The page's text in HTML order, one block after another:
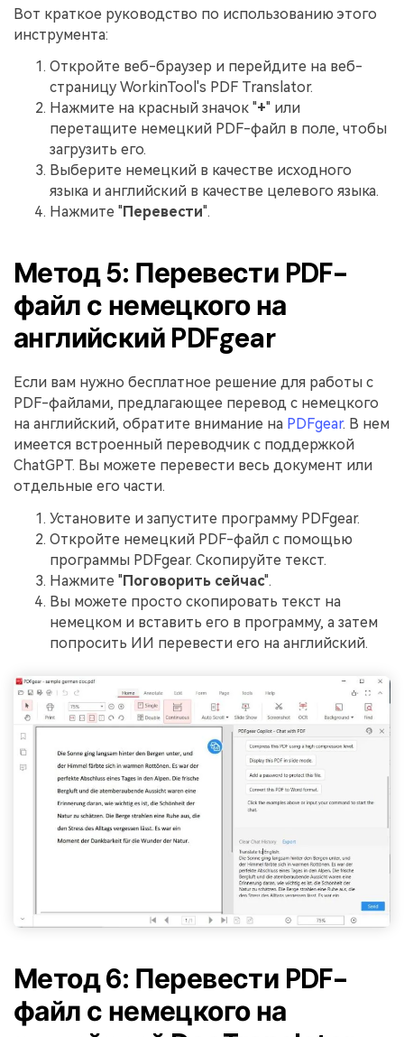
Вот краткое руководство по использованию этого
инструмента:
Откройте веб-браузер и перейдите на веб-
страницу WorkinTool's PDF Translator.
Нажмите на красный значок "+" или
перетащите немецкий PDF-файл в поле, чтобы
загрузить его.
Выберите немецкий в качестве исходного
языка и английский в качестве целевого языка.
Нажмите "Перевести".
Метод 5: Перевести PDF-
файл с немецкого на
английский PDFgear
Если вам нужно бесплатное решение для работы с
PDF-файлами, предлагающее перевод с немецкого
на английский, обратите внимание на PDFgear. В нем
имеется встроенный переводчик с поддержкой
ChatGPT. Вы можете перевести весь документ или
отдельные его части.
Установите и запустите программу PDFgear.
Откройте немецкий PDF-файл с помощью
программы PDFgear. Скопируйте текст.
Нажмите "Поговорить сейчас".
Вы можете просто скопировать текст на
немецком и вставить его в программу, а затем
попросить ИИ перевести его на английский.
Метод 6: Перевести PDF-
файл с немецкого на